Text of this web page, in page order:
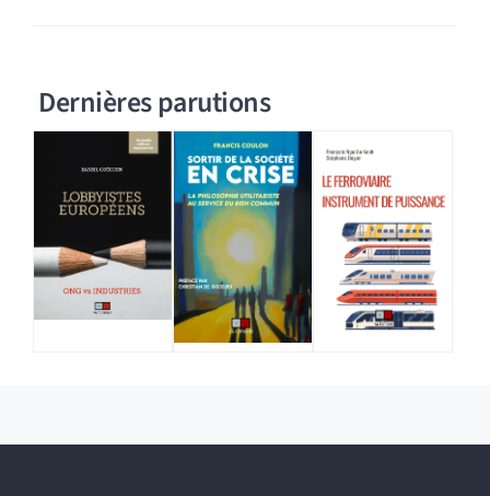
Dernières parutions